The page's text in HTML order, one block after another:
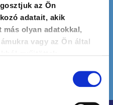
az Ön
adatait, akik
más olyan adatokkal,
vagy az Ön által
hozzájárulok, hogy az
adataimat a GDPR,
tájékoztatójának